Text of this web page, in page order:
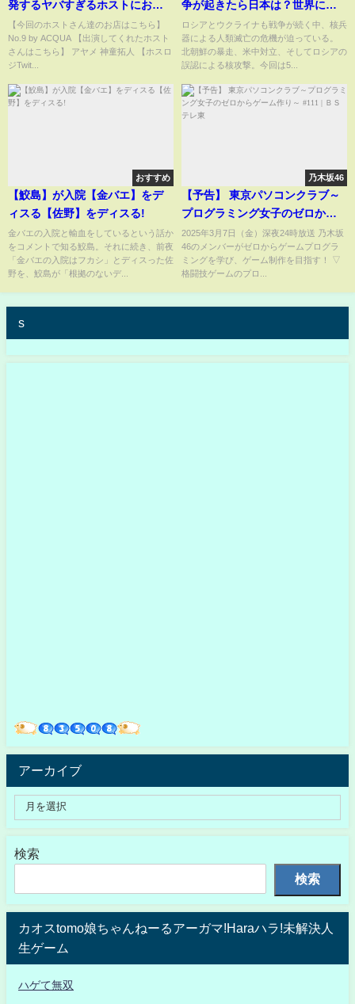
発するヤバすぎるホストにお客
様が激怒
【今回のホストさん達のお店はこちら】
No.9 by ACQUA 【出演してくれたホスト
さんはこちら】 アヤメ 神童拓人 【ホスロ
ジTwit...
争が起きたら日本は？世界に１
万発以上の核弾頭
ロシアとウクライナも戦争が続く中、核兵
器による人類滅亡の危機が迫っている。
北朝鮮の暴走、米中対立、そしてロシアの
誤認による核攻撃。今回は5...
おすすめ
【鮫島】が入院【金バエ】をデ
ィスる【佐野】をディスる!
金バエの入院と輸血をしているという話か
をコメントで知る鮫島。それに続き、前夜
「金バエの入院はフカシ」とディスった佐
野を、鮫島が「根拠のないデ...
乃木坂46
【予告】 東京パソコンクラブ～
プログラミング女子のゼロから
ゲーム作り～ #111 | ＢＳテレ東
2025年3月7日（金）深夜24時放送 乃木坂
46のメンバーがゼロからゲームプログラ
ミングを学び、ゲーム制作を目指す！ ▽
格闘技ゲームのプロ...
s
アーカイブ
検索
検索
カオスtomo娘ちゃんねーるアーガマ!Haraハラ!未解決人
生ゲーム
ハゲて無双